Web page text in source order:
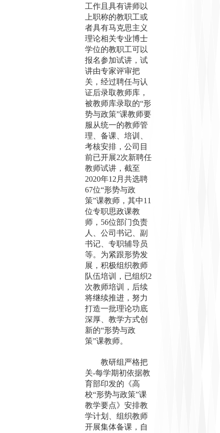
工作且具有讲师以
上职称的教职工或
者具有马克思主义
理论相关专业博士
学位的教职工可以
报名参加试讲，试
讲由专家评审把
关，经过聘任与认
证后录取教师库，
被教师库录取的“形
势与政策”课教师要
服从统一的教师管
理、备课、培训、
考核安排，公司目
前已开展2次新聘任
教师试讲，截至
2020年1 2 月共选聘
67位“形势与政
策”课教师，其中11
位专职思政课教
师，56位部门负责
人、公司书记、副
书记、专职辅导员
等。为紧跟形势发
展，积极组织教师
队伍培训，已组织2
次教师培训，后续
将继续推进，努力
打造一批理论功底
深厚、教学方式创
新的“形势与政
策”课教师。
教研组严格把
关-每学期初依据教
育部印发的《高
校“形势与政策”课
教学要点》安排教
学计划、组织教师
开展集体备课，自